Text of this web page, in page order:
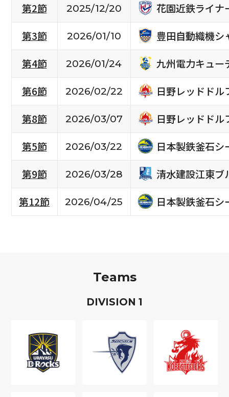
第2節
2025/12/20
花園近鉄ライナ
第3節
2026/01/10
豊田自動織機シ
第4節
2026/01/24
九州電力キュー
第6節
2026/02/22
日野レッドドル
第8節
2026/03/07
日野レッドドル
第5節
2026/03/22
日本製鉄釜石シ
第9節
2026/03/28
清水建設江東ブ
第12節
2026/04/25 日本製鉄釜石シ
Teams
DIVISION 1